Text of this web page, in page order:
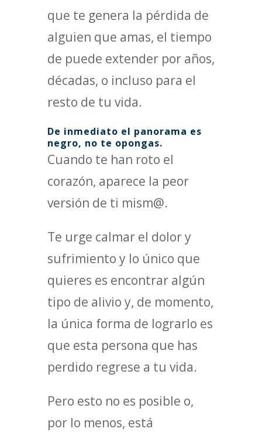
que te genera la pérdida de
alguien que amas, el tiempo
de puede extender por años,
décadas, o incluso para el
resto de tu vida.
De inmediato el panorama es
negro, no te opongas.
Cuando te han roto el
corazón, aparece la peor
versión de ti mism@.
Te urge calmar el dolor y
sufrimiento y lo único que
quieres es encontrar algún
tipo de alivio y, de momento,
la única forma de lograrlo es
que esta persona que has
perdido regrese a tu vida.
Pero esto no es posible o,
por lo menos, está